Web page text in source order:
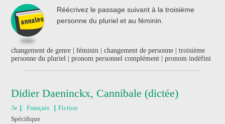
Réécrivez le passage suivant à la troisième
personne du pluriel et au féminin.
changement de genre | féminin | changement de personne | troisième
personne du pluriel | pronom personnel complément | pronom indéfini
Didier Daeninckx, Cannibale (dictée)
3e Français
Fiction
Spécifique